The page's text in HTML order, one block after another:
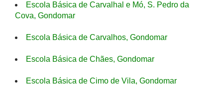
Escola Básica de Carvalhal e Mó, S. Pedro da
Cova, Gondomar
Escola Básica de Carvalhos, Gondomar
Escola Básica de Chães, Gondomar
Escola Básica de Cimo de Vila, Gondomar